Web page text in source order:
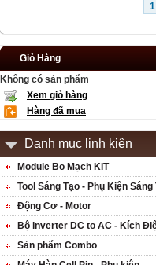
1
Giỏ Hàng
Không có sản phẩm
Xem giỏ hàng
Hàng đã mua
Danh mục linh kiện
Module Bo Mạch KIT
Tool Sáng Tạo - Phụ Kiện Sáng
Động Cơ - Motor
Bộ inverter DC to AC - Kích
Sản phẩm Combo